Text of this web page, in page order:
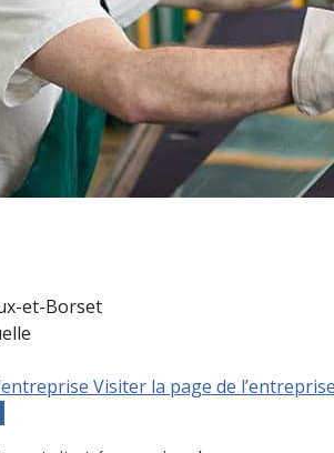
et-Borset
Visiter la page de